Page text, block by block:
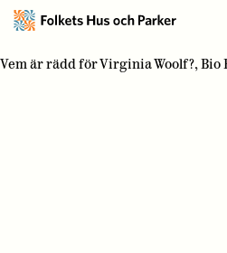
Vem är rädd för Virginia Woolf?, Bio